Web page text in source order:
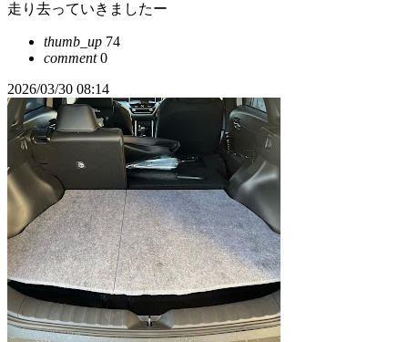
走り去っていきましたー
thumb_up 74
comment0
2026/03/30 08:14